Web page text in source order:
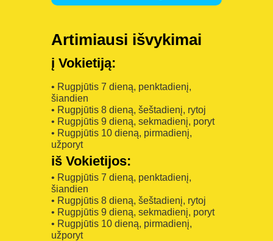
Artimiausi išvykimai
į Vokietiją:
• Rugpjūtis 7 dieną, penktadienį,
šiandien
• Rugpjūtis 8 dieną, šeštadienį, rytoj
• Rugpjūtis 9 dieną, sekmadienį, poryt
• Rugpjūtis 10 dieną, pirmadienį,
užporyt
iš Vokietijos:
• Rugpjūtis 7 dieną, penktadienį,
šiandien
• Rugpjūtis 8 dieną, šeštadienį, rytoj
• Rugpjūtis 9 dieną, sekmadienį, poryt
• Rugpjūtis 10 dieną, pirmadienį,
užporyt